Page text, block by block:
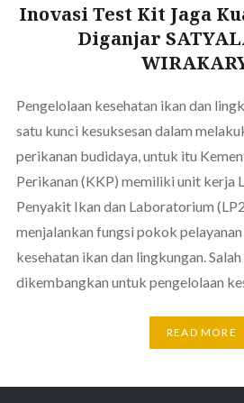
Inovasi Test Kit Jaga
Diganjar
Pengelolaan kesehatan ikan dan
satu kunci kesuksesan dalam
perikanan budidaya, untuk itu
Perikanan (KKP) memiliki unit kerja
Penyakit Ikan dan Laboratorium
menjalankan fungsi pokok
kesehatan ikan dan lingkungan.
dikembangkan untuk pengelolaan
READ MORE